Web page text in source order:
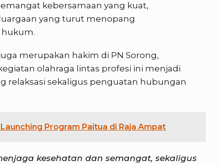
kebersamaan yang kuat,
yang turut menopang
hukum.
merupakan hakim di PN Sorong,
olahraga lintas profesi ini menjadi
relaksasi sekaligus penguatan hubungan
Program Paitua di Raja Ampat
kesehatan dan semangat, sekaligus